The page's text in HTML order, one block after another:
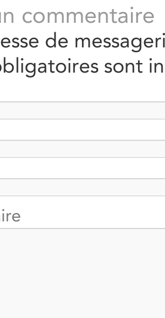
commentaire
de
sont